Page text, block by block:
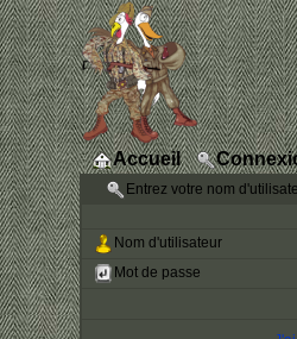
Accueil
Entrez votre nom
Nom d'utilisateur
Mot de passe